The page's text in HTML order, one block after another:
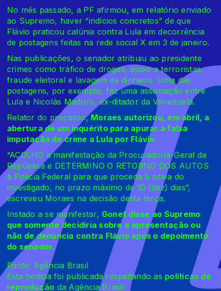
No mês passado, a PF afirmou, em relatório enviado
ao Supremo, haver “indícios concretos” de que
Flávio praticou calúnia contra Lula em decorrência
de postagens feitas na rede social X em 3 de janeiro.
Nas publicações, o senador atribuiu ao presidente
crimes como tráfico de drogas, apoio a terroristas,
fraude eleitoral e lavagem de dinheiro. Uma das
postagens, por exemplo, faz uma associação entre
Lula e Nicolás Maduro, ex-ditador da Venezuela.
Relator do processo,Moraes autorizou, em abril, a
abertura de um inquérito para apurar a falsa
imputação de crime a Lula por Flávio.
“ACOLHO a manifestação da Procuradoria-Geral da
República e DETERMINO O RETORNO DOS AUTOS
à Polícia Federal para que proceda à oitiva do
investigado, no prazo máximo de 10 (dez) dias”,
escreveu Moraes na decisão desta terça.
Instado a se manifestar, Gonet disse ao Supremo
que somente decidiria sobre a apresentação ou
não de denúncia contra Flávio após o depoimento
do senador.
Fonte: Agência Brasil
Esta notícia foi publicada respeitando as políticas de
reprodução da Agência Brasil.